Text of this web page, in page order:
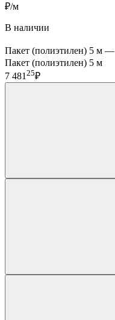
₽/м
В наличии
Пакет (полиэтилен) 5 м —
Пакет (полиэтилен) 5 м
7 481 25₽